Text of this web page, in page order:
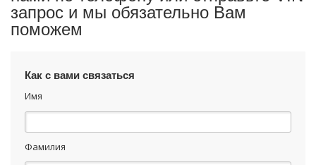
запрос и мы обязательно Вам
поможем
Как с вами связаться
Имя
Фамилия